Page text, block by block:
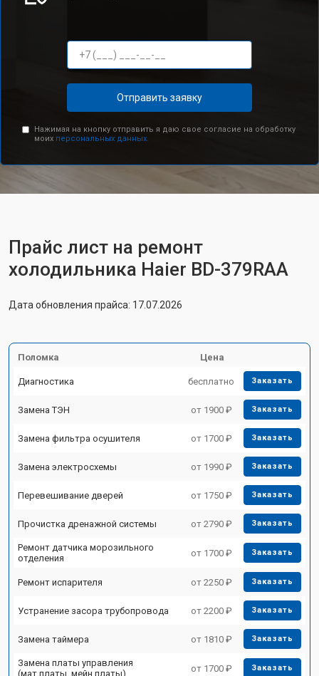
Отправить заявку
Нажимая на кнопку отправить я даю свое согласие на обработку
моих персональных данных.
Прайс лист на ремонт
холодильника Haier BD-379RAA
Дата обновления прайса: 17.07.2026
Поломка Цена
Диагностика бесплатно Заказать
Замена ТЭН от 1900 ₽ Заказать
Замена фильтра осушителя от 1700 ₽ Заказать
Замена электросхемы от 1990 ₽ Заказать
Перевешивание дверей от 1750 ₽ Заказать
Прочистка дренажной системы от 2790 ₽ Заказать
Ремонт датчика морозильного
отделения
от 1700 ₽ Заказать
Ремонт испарителя от 2250 ₽ Заказать
Устранение засора трубопровода от 2200 ₽ Заказать
Замена таймера от 1810 ₽ Заказать
Замена платы управления
(мат.платы, мейн платы)
от 1700 ₽ Заказать